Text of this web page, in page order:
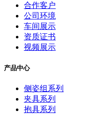
合作客户
公司环境
车间展示
资质证书
视频展示
产品中心
侧姿组系列
夹具系列
抱具系列